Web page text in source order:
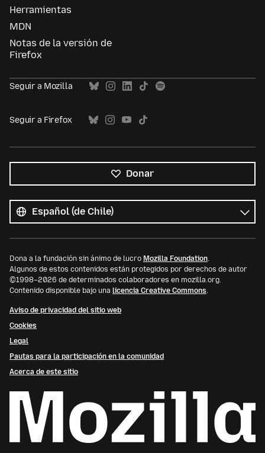
Herramientas
MDN
Notas de la versión de
Firefox
Seguir a Mozilla
Seguir a Firefox
Donar
los
idiomas
Idioma
Dona a la fundación sin ánimo de lucro Mozilla Foundation.
Algunos de estos contenidos están protegidos por derechos de autor
©1998–2026 de determinados colaboradores en mozilla.org.
Contenido disponible bajo una licencia Creative Commons.
Aviso de privacidad del sitio web
Cookies
Legal
Pautas para la participación en la comunidad
Acerca de este sitio